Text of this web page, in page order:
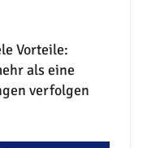
Vorteile:
als eine
verfolgen